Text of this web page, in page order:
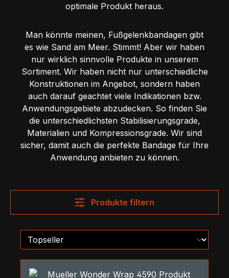
optimale Produkt heraus.
Man könnte meinen, Fußgelenkbandagen gibt
es wie Sand am Meer. Stimmt! Aber wir haben
nur wirklich sinnvolle Produkte in unserem
Sortiment. Wir haben nicht nur unterschiedliche
Konstruktionen im Angebot, sondern haben
auch darauf geachtet viele Indikationen bzw.
Anwendungsgebiete abzudecken. So finden Sie
die unterschiedlichsten Stabilisierungsgrade,
Materialien und Kompressionsgrade. Wir sind
sicher, damit auch die perfekte Bandage für Ihre
Anwendung anbieten zu können.
Produkte filtern